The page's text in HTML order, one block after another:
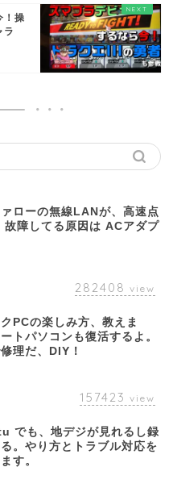
！操
ラ
ローの無線LANが、高速点
故障してる原因は ACアダプ
282408 view
PCの楽しみ方、教えま
トパソコンも復活するよ。
理だ、DIY！
157423 view
でも、地デジが見れるし録
。やり方とトラブル対応を
す。